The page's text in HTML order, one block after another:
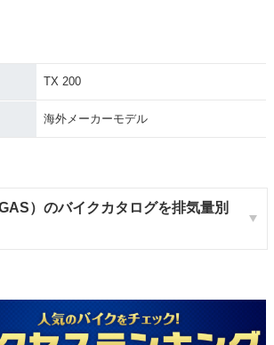
TX 200
海外メーカーモデル
）のバイクカタログを排気量別